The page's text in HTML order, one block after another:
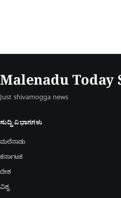
Malenadu Today
Just shivamogga news
ಸುದ್ದಿ ವಿಭಾಗಗಳು
ಮಲೆನಾಡು
ಕರ್ನಾಟಕ
ದೇಶ
ವಿಶ್ವ